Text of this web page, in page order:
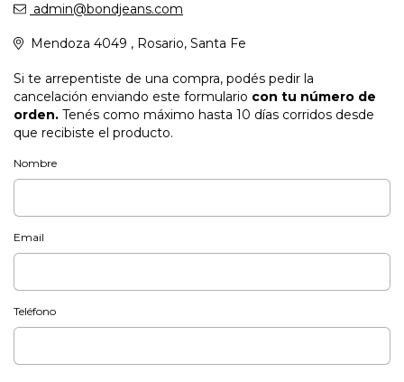
admin@bondjeans.com
Mendoza 4049 , Rosario, Santa Fe
Si te arrepentiste de una compra, podés pedir la
cancelación enviando este formulario con tu número de
orden. Tenés como máximo hasta 10 días corridos desde
que recibiste el producto.
Nombre
Email
Teléfono